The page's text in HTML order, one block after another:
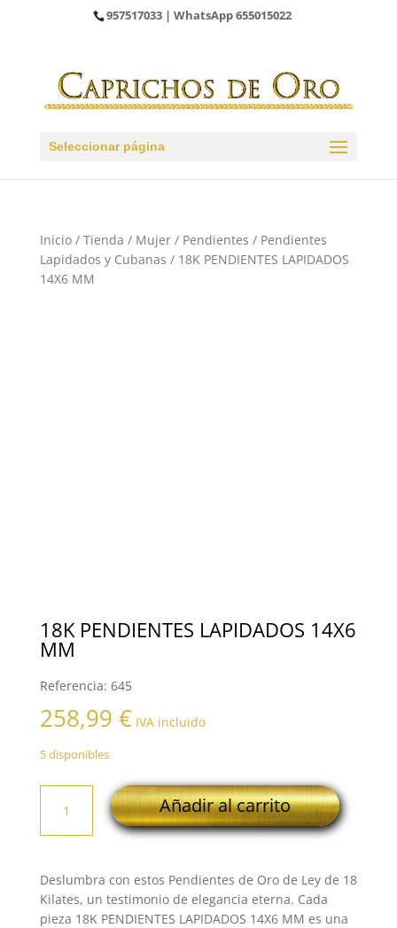
957517033 | WhatsApp655015022
Seleccionar página
Inicio/ Tienda / Mujer/ Pendientes / Pendientes
Lapidados y Cubanas / 18K PENDIENTES LAPIDADOS
14X6 MM
18K PENDIENTES LAPIDADOS 14X6
MM
Referencia: 645
258,99 € IVA incluido
5 disponibles
PENDIENTES
LAPIDADOS
cantidad
Añadir al carrito
Deslumbra con estos Pendientes de Oro de Ley de 18
Kilates, un testimonio de elegancia eterna. Cada
pieza 18K PENDIENTES LAPIDADOS 14X6 MM es una